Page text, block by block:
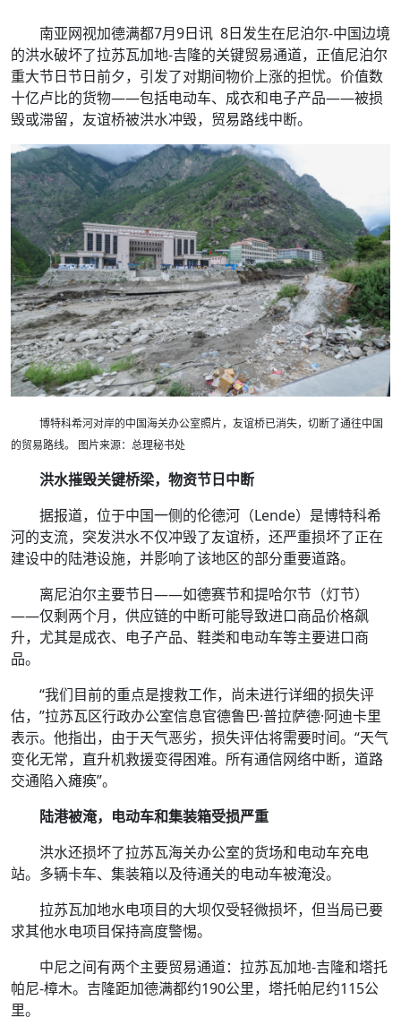
南亚网视加德满都7月9日讯 8日发生在尼泊尔-中国边境
的洪水破坏了拉苏瓦加地-吉隆的关键贸易通道，正值尼泊尔
重大节日节日前夕，引发了对期间物价上涨的担忧。价值数
十亿卢比的货物——包括电动车、成衣和电子产品——被损
毁或滞留，友谊桥被洪水冲毁，贸易路线中断。
博特科希河对岸的中国海关办公室照片，友谊桥已消失，切断了通往中国
的贸易路线。 图片来源：总理秘书处
洪水摧毁关键桥梁，物资节日中断
据报道，位于中国一侧的伦德河（Lende）是博特科希
河的支流，突发洪水不仅冲毁了友谊桥，还严重损坏了正在
建设中的陆港设施，并影响了该地区的部分重要道路。
离尼泊尔主要节日——如德赛节和提哈尔节（灯节）
——仅剩两个月，供应链的中断可能导致进口商品价格飙
升，尤其是成衣、电子产品、鞋类和电动车等主要进口商
品。
“我们目前的重点是搜救工作，尚未进行详细的损失评
估，”拉苏瓦区行政办公室信息官德鲁巴·普拉萨德·阿迪卡里
表示。他指出，由于天气恶劣，损失评估将需要时间。 “天气
变化无常，直升机救援变得困难。所有通信网络中断，道路
交通陷入瘫痪”。
陆港被淹，电动车和集装箱受损严重
洪水还损坏了拉苏瓦海关办公室的货场和电动车充电
站。多辆卡车、集装箱以及待通关的电动车被淹没。
拉苏瓦加地水电项目的大坝仅受轻微损坏，但当局已要
求其他水电项目保持高度警惕。
中尼之间有两个主要贸易通道：拉苏瓦加地-吉隆和塔托
帕尼-樟木。吉隆距加德满都约190公里，塔托帕尼约115公
里。